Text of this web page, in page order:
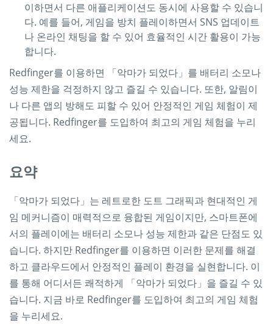
이하면서 다른 애플리케이션도 동시에 사용할 수 있습니
다. 예를 들어, 게임을 방치 플레이하면서 SNS 업데이트
나 온라인 채팅을 할 수 있어 효율적인 시간 활용이 가능
합니다.
Redfinger를 이용하면 「악마가 되었다」를 배터리 소모나
성능 제한을 걱정하지 않고 즐길 수 있습니다. 또한, 알림이
나 다른 앱의 방해도 피할 수 있어 안정적인 게임 체험이 제
공됩니다. Redfinger를 도입하여 최고의 게임 체험을 누리
세요.
요약
「악마가 되었다」는 레트로한 도트 그래픽과 현대적인 게
임 메커니즘이 매력적으로 융합된 게임이지만, 스마트폰에
서의 플레이에는 배터리 소모나 성능 제한과 같은 단점도 있
습니다. 하지만 Redfinger를 이용하면 이러한 문제를 해결
하고 클라우드에서 안정적인 플레이 환경을 실현합니다. 이
를 통해 어디서든 쾌적하게 「악마가 되었다」을 즐길 수 있
습니다. 지금 바로 Redfinger를 도입하여 최고의 게임 체험
을 누리세요.